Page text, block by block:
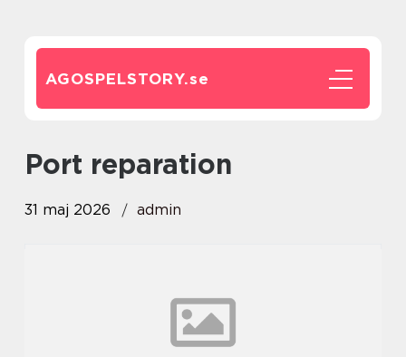
AGOSPELSTORY.se
port reparation
31 maj 2026 admin